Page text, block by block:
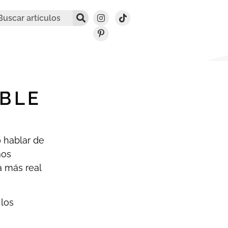
hablar de
más real